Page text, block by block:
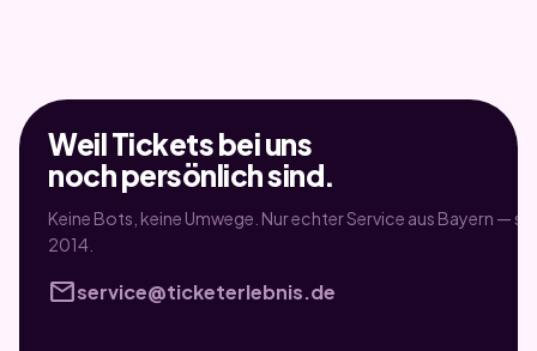
Weil Tickets bei uns
noch persönlich sind.
Keine Bots, keine Umwege. Nur echter Service aus Bayern —
2014.
mailservice@ticketerlebnis.de